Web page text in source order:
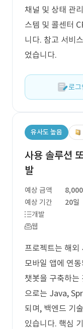
채널 및 상태 관
스템 및 콜센터
니다. 참고 서비
었습니다.
로그
유사도 높음
사용 솔루션
발
예상 금액
예상 기간
20일
개발
웹
프로젝트는 해외
모바일 앱에 연
챗봇을 구축하는
으로는 Java,
되며, 백엔드 기
있습니다. 핵심